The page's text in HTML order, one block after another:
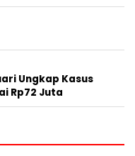
Ungkap Kasus
Rp72 Juta